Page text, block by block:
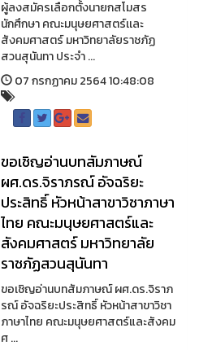
ผู้ลงสมัครเลือกตั้งนายกสโมสร
นักศึกษา คณะมนุษยศาสตร์เเละ
สังคมศาสตร์ มหาวิทยาลัยราชภัฏ
สวนสุนันทา ประจำ ...
07 กรกฏาคม 2564 10:48:08
ขอเชิญอ่านบทสัมภาษณ์
ผศ.ดร.จิราภรณ์ อัจฉริยะ
ประสิทธิ์ หัวหน้าสาขาวิชาภาษา
ไทย คณะมนุษยศาสตร์และ
สังคมศาสตร์ มหาวิทยาลัย
ราชภัฏสวนสุนันทา
ขอเชิญอ่านบทสัมภาษณ์ ผศ.ดร.จิราภ
รณ์ อัจฉริยะประสิทธิ์ หัวหน้าสาขาวิชา
ภาษาไทย คณะมนุษยศาสตร์และสังคม
ศ ...